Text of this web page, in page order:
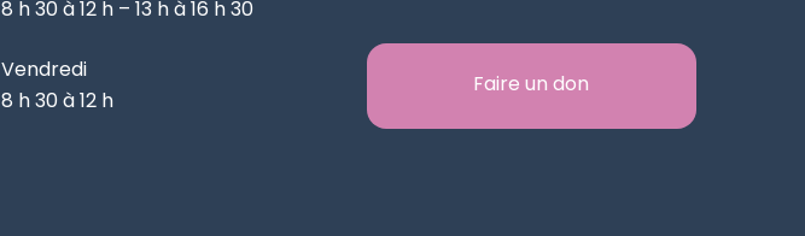
8 h 30 à 12 h – 13 h à 16 h 30
Vendredi
8 h 30 à 12 h
Faire un don